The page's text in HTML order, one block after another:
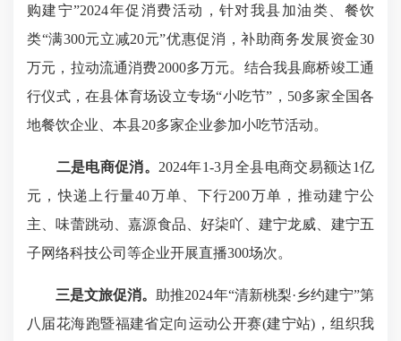
购建宁”2024年促消费活动，针对我县加油类、餐饮
类“满300元立减20元”优惠促消，补助商务发展资金30
万元，拉动流通消费2000多万元。结合我县廊桥竣工通
行仪式，在县体育场设立专场“小吃节”，50多家全国各
地餐饮企业、本县20多家企业参加小吃节活动。
二是电商促消。 2024年1-3月全县电商交易额达1亿
元，快递上行量40万单、下行200万单，推动建宁公
主、味蕾跳动、嘉源食品、好柒吖、建宁龙威、建宁五
子网络科技公司等企业开展直播300场次。
三是文旅促消。 助推2024年“清新桃梨·乡约建宁”第
八届花海跑暨福建省定向运动公开赛(建宁站)，组织我